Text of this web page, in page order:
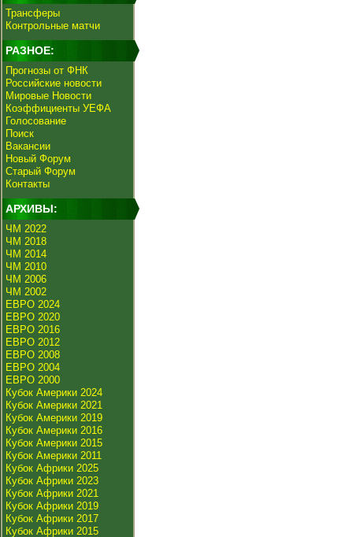
Трансферы
Контрольные матчи
РАЗНОЕ:
Прогнозы от ФНК
Российские новости
Мировые Новости
Коэффициенты УЕФА
Голосование
Поиск
Вакансии
Новый Форум
Старый Форум
Контакты
АРХИВЫ:
ЧМ 2022
ЧМ 2018
ЧМ 2014
ЧМ 2010
ЧМ 2006
ЧМ 2002
ЕВРО 2024
ЕВРО 2020
ЕВРО 2016
ЕВРО 2012
ЕВРО 2008
ЕВРО 2004
ЕВРО 2000
Кубок Америки 2024
Кубок Америки 2021
Кубок Америки 2019
Кубок Америки 2016
Кубок Америки 2015
Кубок Америки 2011
Кубок Африки 2025
Кубок Африки 2023
Кубок Африки 2021
Кубок Африки 2019
Кубок Африки 2017
Кубок Африки 2015